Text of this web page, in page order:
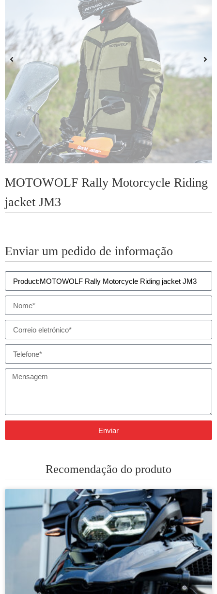
MOTOWOLF Rally Motorcycle Riding
jacket JM3
Enviar um pedido de informação
Enviar
Recomendação do produto